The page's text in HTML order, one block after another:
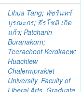
Lihua Tang; พัชรินทร์
บูรณะกร; ธีรโชติ เกิด
แก้ว; Patcharin
Buranakorn;
Teerachoot Kerdkaew;
Huachiew
Chalermprakiet
University. Faculty of
Liberal Arts. Graduate